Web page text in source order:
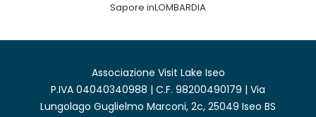
Sapore inLOMBARDIA
Associazione Visit Lake Iseo
P.IVA 04040340988 | C.F. 98200490179 | Via
Lungolago Guglielmo Marconi, 2c, 25049 Iseo BS